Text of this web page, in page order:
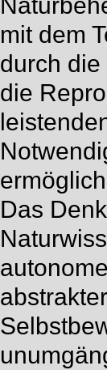
mit dem
durch
die
Das